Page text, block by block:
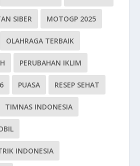
SIBER MOTOGP 2025
OLAHRAGA TERBAIK
PERUBAHAN IKLIM
PUASA RESEP SEHAT
TIMNAS INDONESIA
INDONESIA